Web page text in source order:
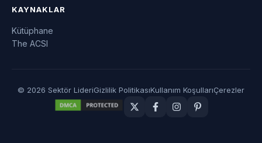
KAYNAKLAR
Kütüphane
The ACSI
© 2026 Sektör LideriGizlilik PolitikasıKullanım KoşullarıÇerezler